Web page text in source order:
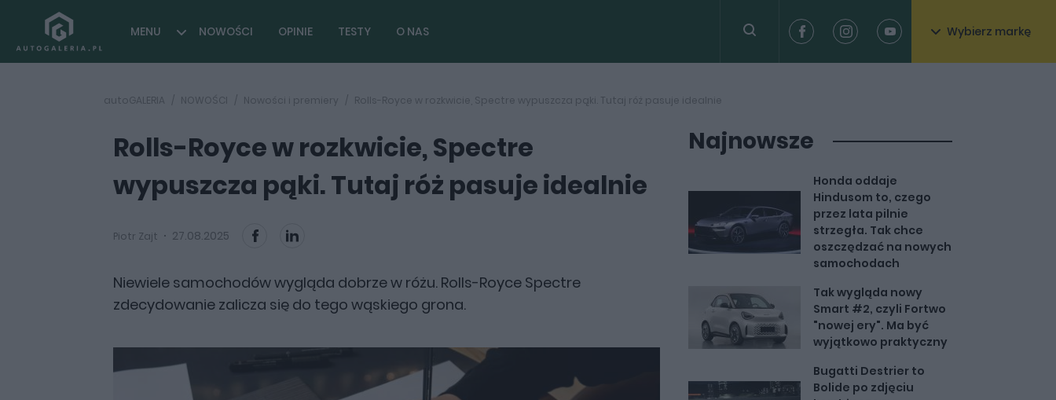
MENU NOWOŚCI OPINIE TESTY O NAS Wybierz markę
autoGALERIA NOWOŚCI Nowości i premiery Rolls-Royce w rozkwicie, Spectre wypuszcza pąki. Tutaj róż pasuje idealnie
Rolls-Royce w rozkwicie, Spectre
wypuszcza pąki. Tutaj róż pasuje idealnie
Piotr Zajt 27.08.2025
Niewiele samochodów wygląda dobrze w różu. Rolls-Royce Spectre
zdecydowanie zalicza się do tego wąskiego grona.
Najnowsze
Honda oddaje
Hindusom to, czego
przez lata pilnie
strzegła. Tak chce
oszczędzać na nowych
samochodach
Tak wygląda nowy
Smart #2, czyli Fortwo
"nowej ery". Ma być
wyjątkowo praktyczny
Bugatti Destrier to
Bolide po zdjęciu